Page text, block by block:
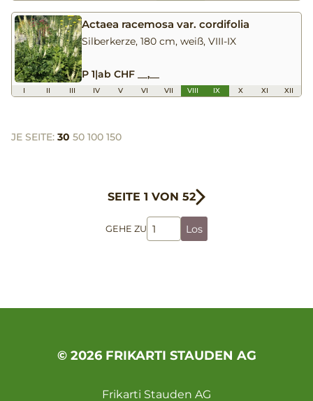
Actaea racemosa var. cordifolia
Silberkerze, 180 cm, weiß, VIII-IX
P 1|ab CHF __,__
I II III IV V VI VII VIII IX X XI XII
JE SEITE: 30 50 100 150
SEITE 1 VON 52
GEHE ZU Los
© 2026 FRIKARTI STAUDEN AG
Frikarti Stauden AG